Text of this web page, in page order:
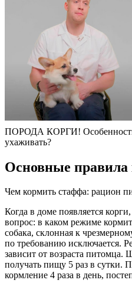
ПОРОДА КОРГИ!
ухаживать?
Основные правила
Чем кормить стаффа: рацион
Когда в доме появляется
вопрос: в каком режиме
собака, склонная к
по требованию исключается.
зависит от возраста
получать пищу 5 раз в сутки.
кормление 4 раза в день,